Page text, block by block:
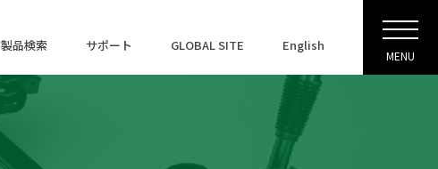
製品検索 サポート GLOBAL SITE English
MENU